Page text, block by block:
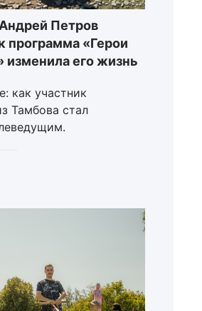
Петров
программа «Герои
его жизнь
как участник
Тамбова стал